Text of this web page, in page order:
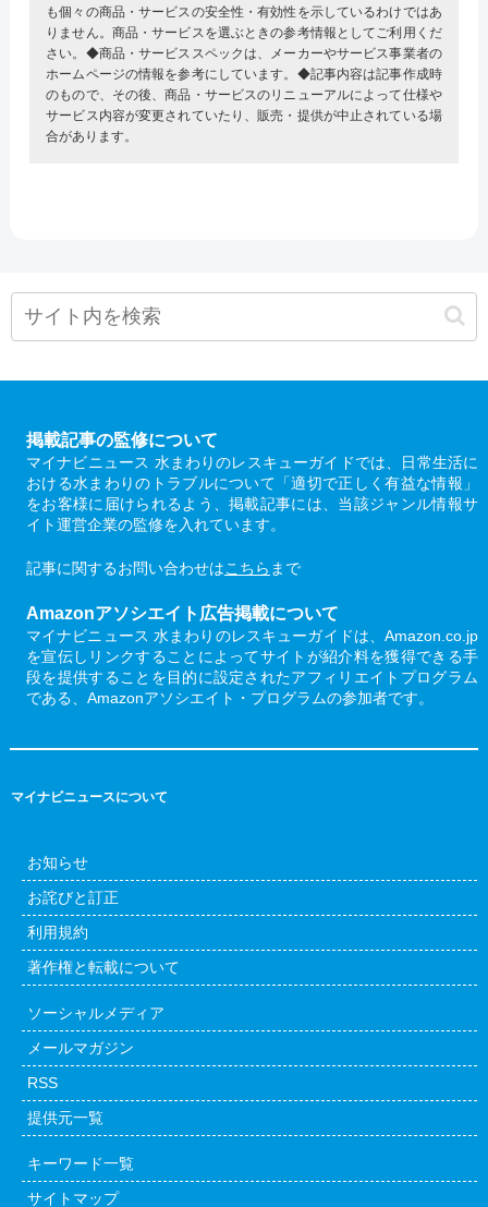
も個々の商品・サービスの安全性・有効性を示しているわけではあ
りません。商品・サービスを選ぶときの参考情報としてご利用くだ
さい。◆商品・サービススペックは、メーカーやサービス事業者の
ホームページの情報を参考にしています。◆記事内容は記事作成時
のもので、その後、商品・サービスのリニューアルによって仕様や
サービス内容が変更されていたり、販売・提供が中止されている場
合があります。
掲載記事の監修について
マイナビニュース 水まわりのレスキューガイドでは、日常生活に
おける水まわりのトラブルについて「適切で正しく有益な情報」
をお客様に届けられるよう、掲載記事には、当該ジャンル情報サ
イト運営企業の監修を入れています。
記事に関するお問い合わせはこちら まで
Amazonアソシエイト広告掲載について
マイナビニュース 水まわりのレスキューガイドは、Amazon.co.jp
を宣伝しリンクすることによってサイトが紹介料を獲得できる手
段を提供することを目的に設定されたアフィリエイトプログラム
である、Amazonアソシエイト・プログラムの参加者です。
マイナビニュースについて
お知らせ
お詫びと訂正
利用規約
著作権と転載について
ソーシャルメディア
メールマガジン
RSS
提供元一覧
キーワード一覧
サイトマップ